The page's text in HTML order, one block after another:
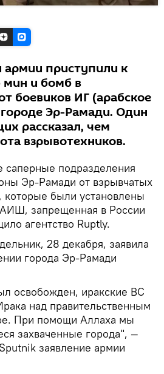
армии приступили к
и бомб в
боевиков ИГ (арабское
Эр-Рамади. Один
рассказал, чем
взрывотехников.
саперные подразделения
Эр-Рамади от взрывчатых
которые были установлены
запрещенная в России
агентство Ruptly.
28 декабря, заявила
города Эр-Рамади
освобожден, иракские ВС
над правительственным
При помощи Аллаха мы
захваченные города", —
заявление армии